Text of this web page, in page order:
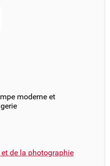
moderne et
de la photographie